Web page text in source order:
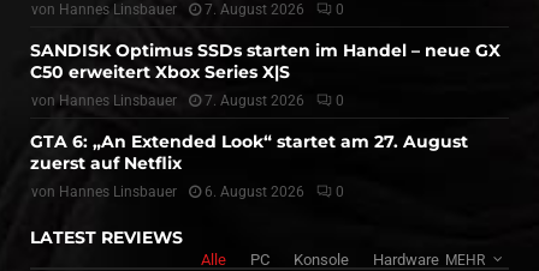
von Hannes Linsbauer 7. August 2026 0
SANDISK Optimus SSDs starten im Handel – neue GX
C50 erweitert Xbox Series X|S
von Hannes Linsbauer 7. August 2026 0
GTA 6: „An Extended Look“ startet am 27. August
zuerst auf Netflix
von Hannes Linsbauer 6. August 2026 0
LATEST REVIEWS
Alle PC Konsole Hardware MEHR